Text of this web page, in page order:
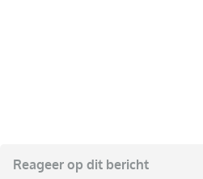
Reageer op dit bericht